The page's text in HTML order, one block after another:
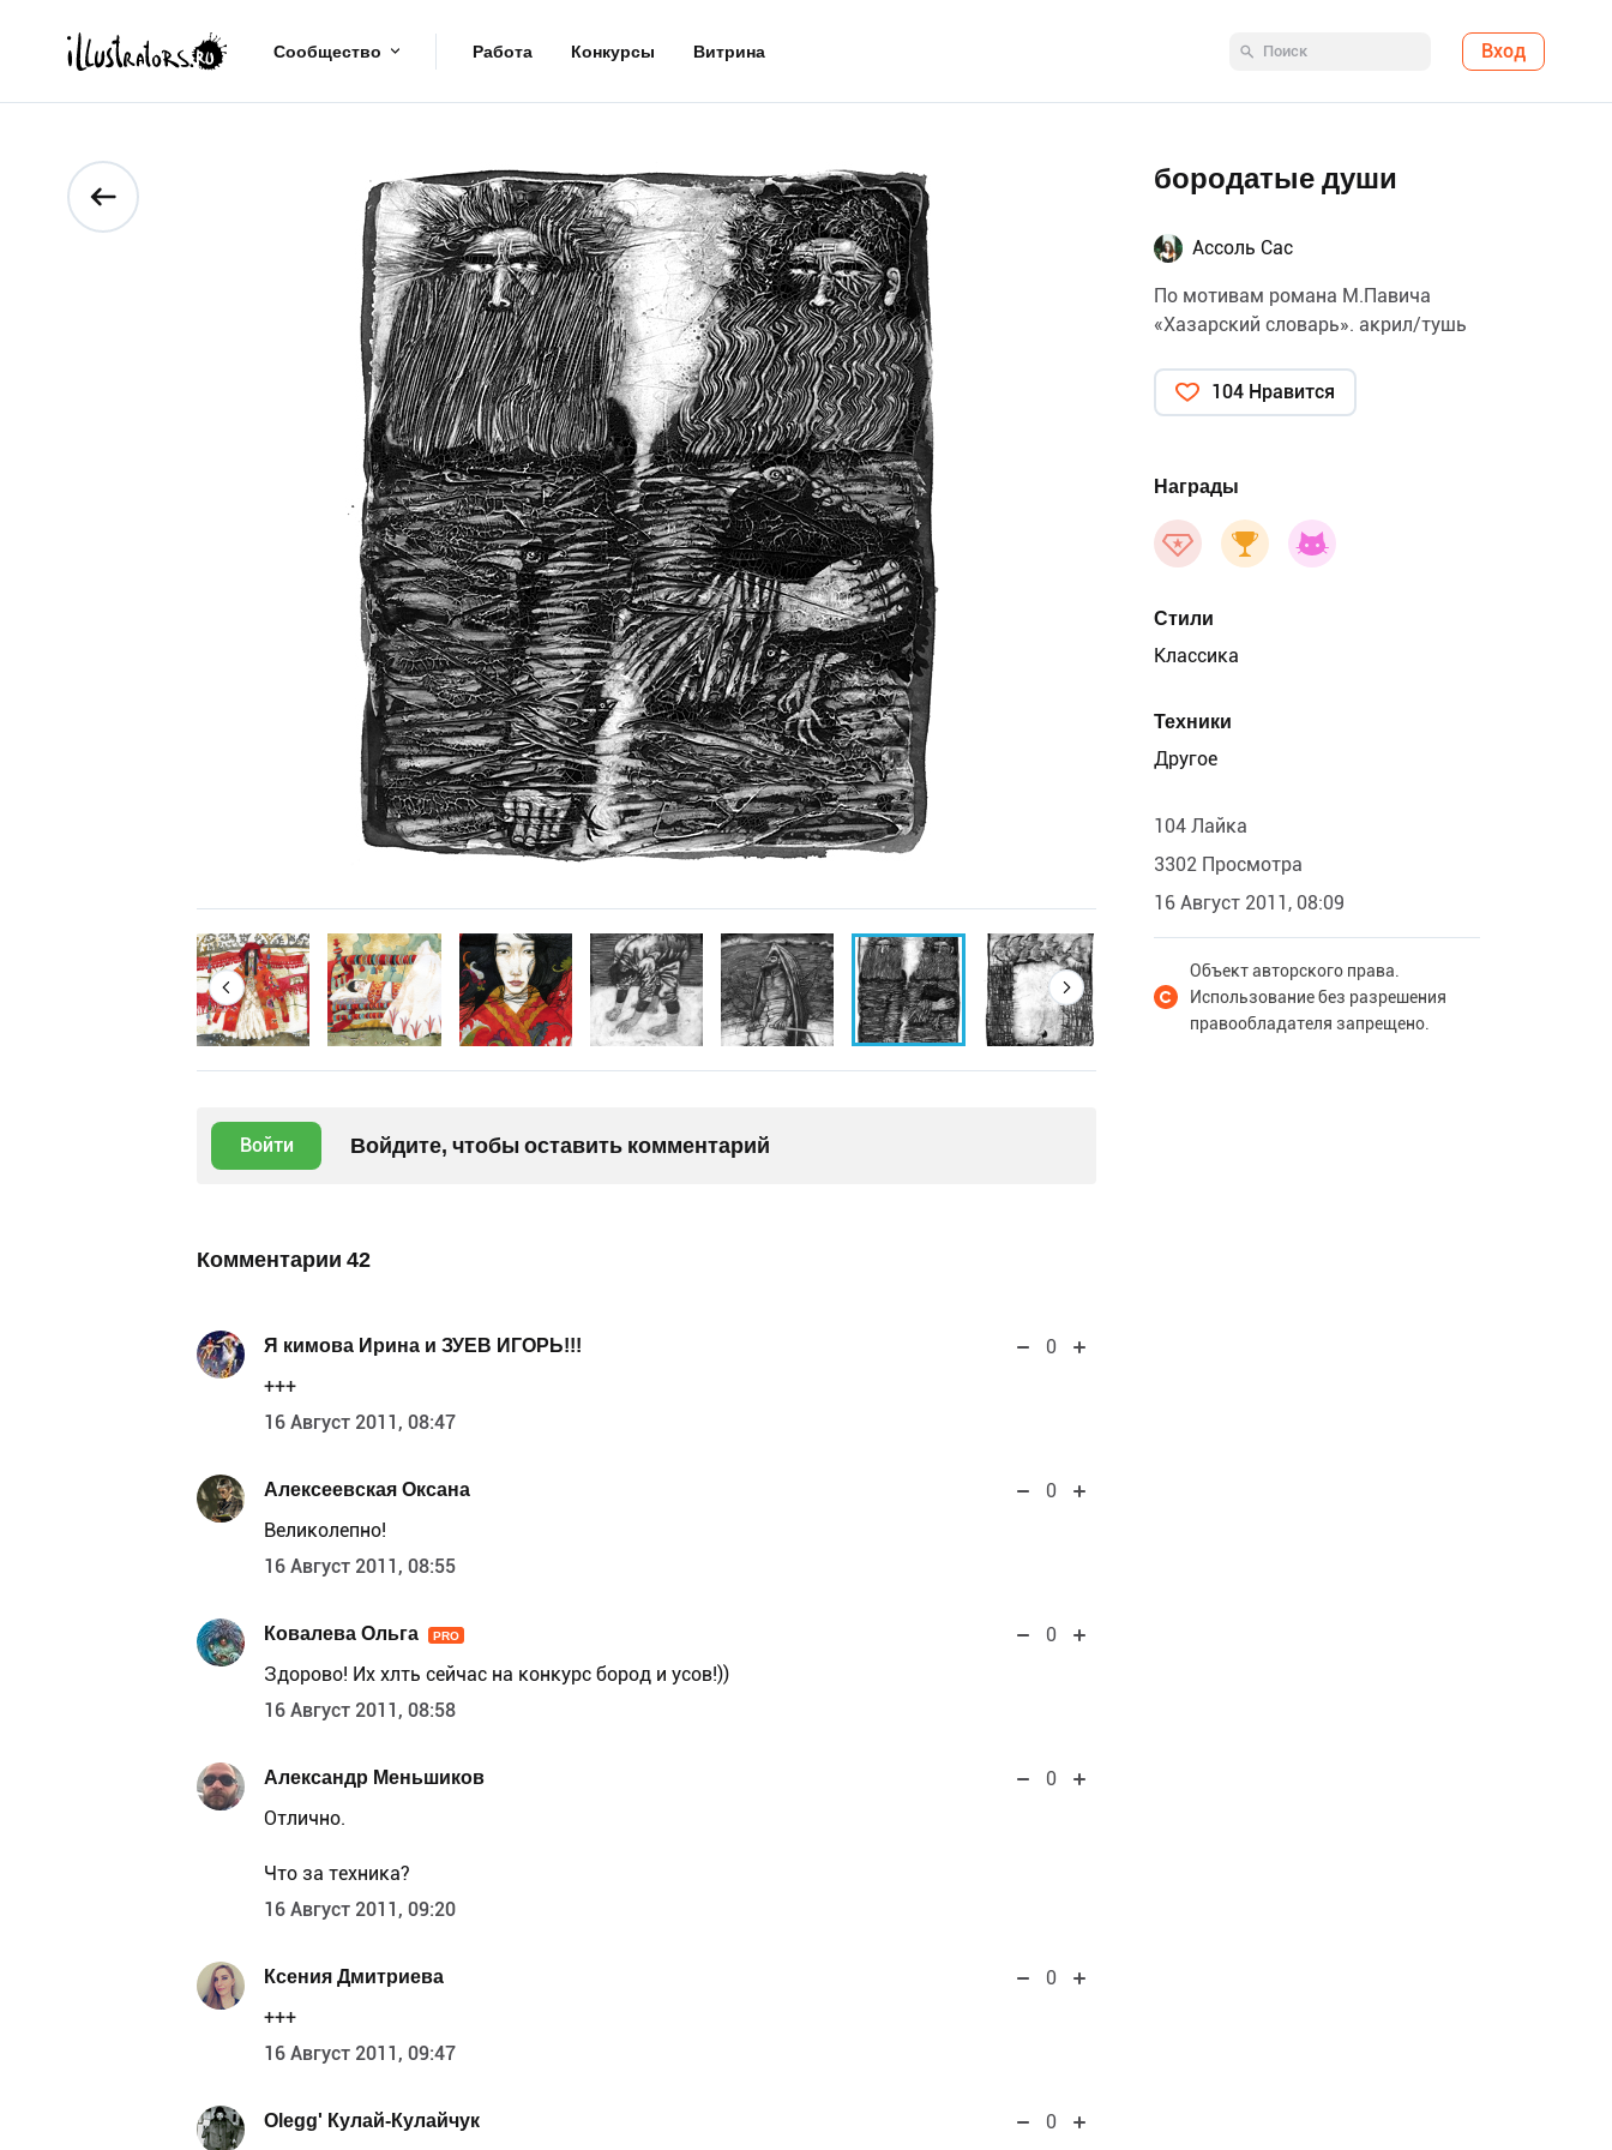
Сообщество Работа Конкурсы Витрина Вход
Войти Войдите, чтобы оставить комментарий
Комментарии 42
Я кимова Ирина и ЗУЕВ ИГОРЬ!!!
0
+++
16 Август 2011, 08:47
Алексеевская Оксана
0
Великолепно!
16 Август 2011, 08:55
Ковалева Ольга PRO
0
Здорово! Их хлть сейчас на конкурс бород и усов!))
16 Август 2011, 08:58
Александр Меньшиков
0
Отлично.
Что за техника?
16 Август 2011, 09:20
Ксения Дмитриева
0
+++
16 Август 2011, 09:47
Olegg' Кулай-Кулайчук
0
бородатые души
Ассоль Сас
По мотивам романа М.Павича
«Хазарский словарь». акрил/тушь
104 Нравится
Награды
Стили
Классика
Техники
Другое
104 Лайка
3302 Просмотра
16 Август 2011, 08:09
Объект авторского права.
Использование без разрешения
правообладателя запрещено.